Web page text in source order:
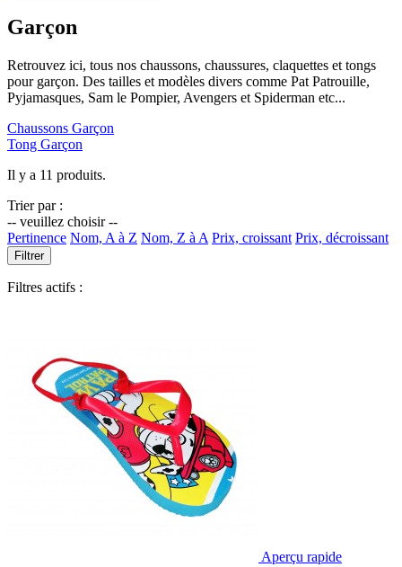
Garçon
Retrouvez ici, tous nos chaussons, chaussures, claquettes et tongs
pour garçon. Des tailles et modèles divers comme Pat Patrouille,
Pyjamasques, Sam le Pompier, Avengers et Spiderman etc...
Chaussons Garçon
Tong Garçon
Il y a 11 produits.
Trier par :
-- veuillez choisir --
Pertinence Nom, A à Z Nom, Z à A Prix, croissant Prix, décroissant
Filtrer
Filtres actifs :
Aperçu rapide